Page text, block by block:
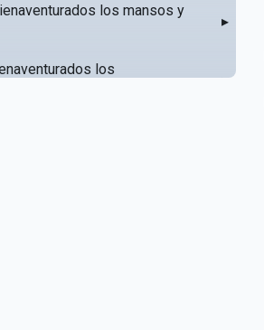
los mansos y
▸
los
▸